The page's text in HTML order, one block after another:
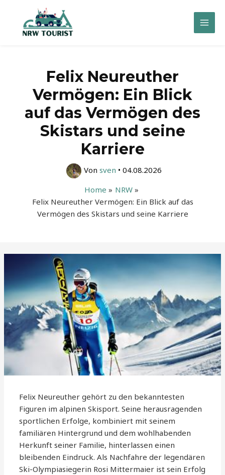
springen
Main
Felix Neureuther
Vermögen: Ein Blick
auf das Vermögen des
Skistars und seine
Karriere
Von sven • 04.08.2026
Home
NRW
Felix Neureuther Vermögen: Ein Blick auf das
Vermögen des Skistars und seine Karriere
Felix Neureuther gehört zu den bekanntesten
Figuren im alpinen Skisport. Seine herausragenden
sportlichen Erfolge, kombiniert mit seinem
familiären Hintergrund und dem wohlhabenden
Herkunft seiner Familie, hinterlassen einen
bleibenden Eindruck. Als Nachfahre der legendären
Ski-Olympiasiegerin Rosi Mittermaier ist sein Erfolg